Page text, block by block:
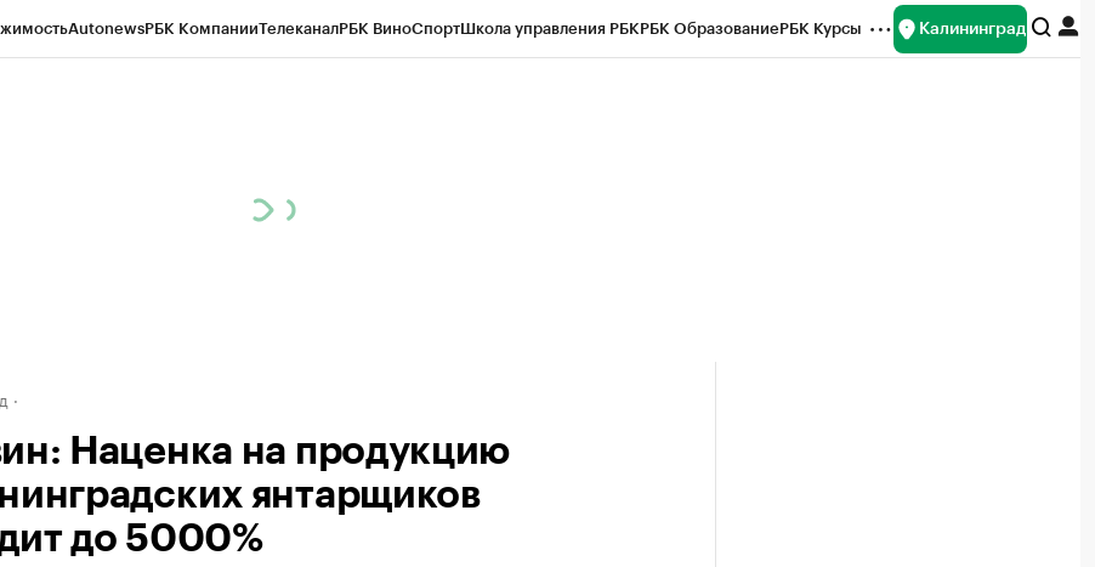
AutonewsРБК КомпанииТелеканалРБК ВиноСпортШкола управления РБКРБК ОбразованиеРБК Курсы Калининград
Наценка на продукцию
янтарщиков
до 5000%